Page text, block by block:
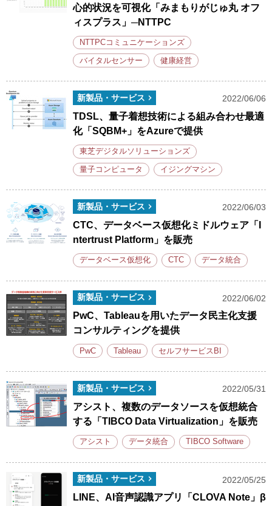
心的状況を可視化「みまもりがじゅ丸 オフ
ィスプラス」─NTTPC
NTTPCコミュニケーションズ
バイタルセンサー 健康経営
新製品・サービス 2022/06/06
TDSL、量子着想技術による組み合わせ最適
化「SQBM+」をAzureで提供
東芝デジタルソリューションズ
量子コンピュータ イジングマシン
新製品・サービス 2022/06/03
CTC、データベース仮想化ミドルウェア「I
ntertrust Platform」を販売
データベース仮想化 CTC データ統合
新製品・サービス 2022/06/02
PwC、Tableauを用いたデータ民主化支援
コンサルティングを提供
PwC Tableau セルフサービスBI
新製品・サービス 2022/05/31
アシスト、複数のデータソースを仮想統合
する「TIBCO Data Virtualization」を販売
アシスト データ統合 TIBCO Software
新製品・サービス 2022/05/25
LINE、AI音声認識アプリ「CLOVA Note」β